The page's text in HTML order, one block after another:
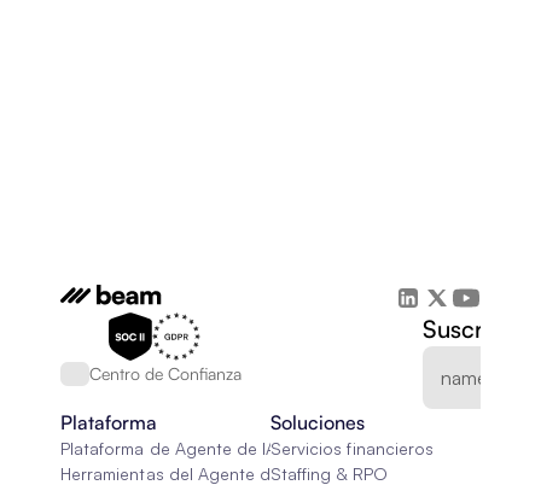
Centro de Confianza
Plataforma
Plataforma de Agente de IA
Herramientas del Agente de IA
Soluciones
Servicios financieros
Staffing & RPO